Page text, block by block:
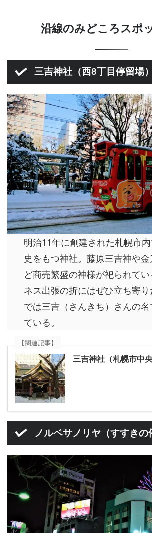
沿線のみどころスポ
三吉神社（西8丁目停留場）
明治11年に創建された札幌市
史をもつ神社。藤原三吉神や
ど商売繁盛の神様が祀られて
ネス出張の折にはぜひ立ち寄
では三吉（さんきち）さんの
ている。
三吉神社（札幌市中央
【関連記事】
ノルベサノリヤ（すすきの